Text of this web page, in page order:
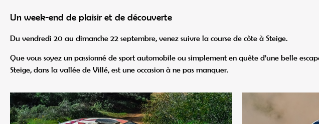
Un week-end de plaisir et de découverte
Du vendredi 20 au dimanche 22 septembre, venez suivre la course de côte à Steige.
Que vous soyez un passionné de sport automobile ou simplement en quête d’une belle
Steige, dans la vallée de Villé, est une occasion à ne pas manquer.